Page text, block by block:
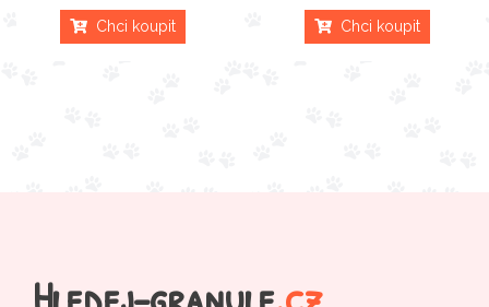
Chci koupit Chci koupit